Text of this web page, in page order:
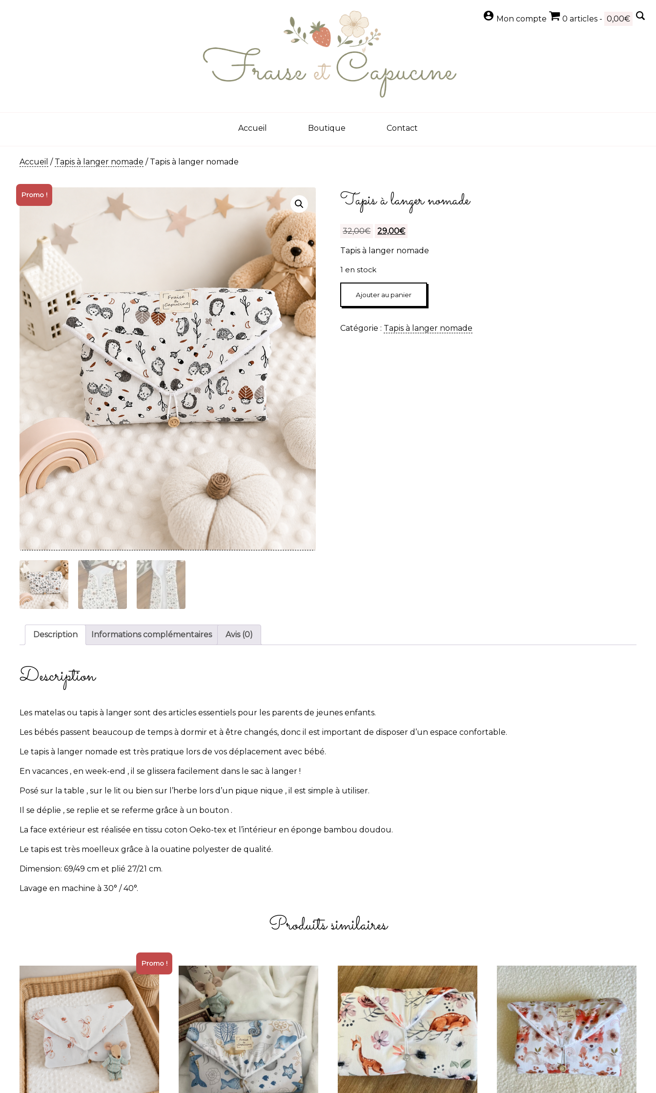
Accueil Boutique Contact
Mon compte 0 articles - 0,00€
Accueil / Tapis à langer nomade / Tapis à langer nomade
Promo ! Tapis à langer nomade
32,00€
Le
initial
29,00€
actuel
Tapis à langer nomade
1 en stock
Tapis
à
langer
Ajouter au panier
Catégorie : Tapis à langer nomade
Description Informations complémentaires Avis (0)
Description
Les matelas ou tapis à langer sont des articles essentiels pour les parents de jeunes enfants.
Les bébés passent beaucoup de temps à dormir et à être changés, donc il est important de disposer d’un espace confortable.
Le tapis à langer nomade est très pratique lors de vos déplacement avec bébé.
En vacances , en week-end , il se glissera facilement dans le sac à langer !
Posé sur la table , sur le lit ou bien sur l’herbe lors d’un pique nique , il est simple à utiliser.
Il se déplie , se replie et se referme grâce à un bouton .
La face extérieur est réalisée en tissu coton Oeko-tex et l’intérieur en éponge bambou doudou.
Le tapis est très moelleux grâce à la ouatine polyester de qualité.
Dimension: 69/49 cm et plié 27/21 cm.
Lavage en machine à 30° / 40°.
Produits similaires
Promo !